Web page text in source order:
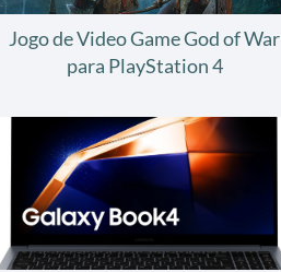
Jogo de Video Game God of War
para PlayStation 4